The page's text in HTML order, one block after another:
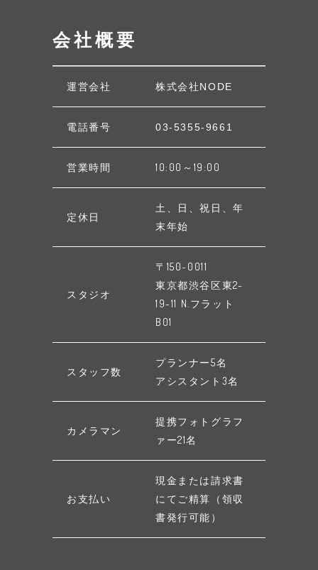
会社概要
運営会社 株式会社NODE
電話番号 03-5355-9661
営業時間 10:00～19:00
定休日
土、日、祝日、年
末年始
スタジオ
〒150-0011
東京都渋谷区東2-
19-11 N.フラット
B01
スタッフ数
プランナー5名
アシスタント3名
カメラマン
提携フォトグラフ
ァー21名
お支払い
現金または請求書
にてご精算（領収
書発行可能）